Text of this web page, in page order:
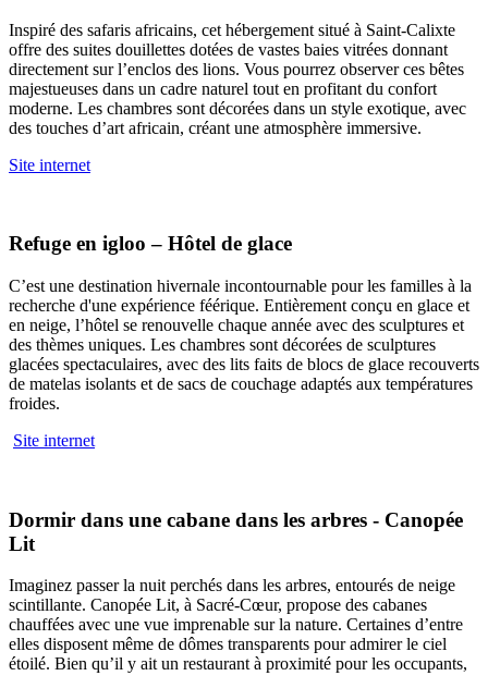
Inspiré des safaris africains, cet hébergement situé à Saint-Calixte
offre des suites douillettes dotées de vastes baies vitrées donnant
directement sur l’enclos des lions. Vous pourrez observer ces bêtes
majestueuses dans un cadre naturel tout en profitant du confort
moderne. Les chambres sont décorées dans un style exotique, avec
des touches d’art africain, créant une atmosphère immersive.
Site internet
Refuge en igloo – Hôtel de glace
C’est une destination hivernale incontournable pour les familles à la
recherche d'une expérience féérique. Entièrement conçu en glace et
en neige, l’hôtel se renouvelle chaque année avec des sculptures et
des thèmes uniques. Les chambres sont décorées de sculptures
glacées spectaculaires, avec des lits faits de blocs de glace recouverts
de matelas isolants et de sacs de couchage adaptés aux températures
froides.
Site internet
Dormir dans une cabane dans les arbres - Canopée
Lit
Imaginez passer la nuit perchés dans les arbres, entourés de neige
scintillante. Canopée Lit, à Sacré-Cœur, propose des cabanes
chauffées avec une vue imprenable sur la nature. Certaines d’entre
elles disposent même de dômes transparents pour admirer le ciel
étoilé. Bien qu’il y ait un restaurant à proximité pour les occupants,